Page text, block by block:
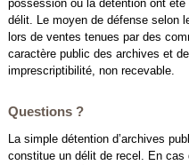
possession ou la détention ont été
délit. Le moyen de défense selon
lors de ventes tenues par des
caractère public des archives et
imprescriptibilité, non recevable.
Questions ?
La simple détention d’archives
constitue un délit de recel. En cas